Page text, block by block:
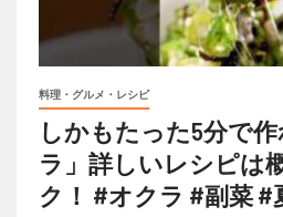
料理・グルメ・レシピ
しかもたった5分で
ラ」詳しいレシピは
ク！ #オクラ #副菜 #